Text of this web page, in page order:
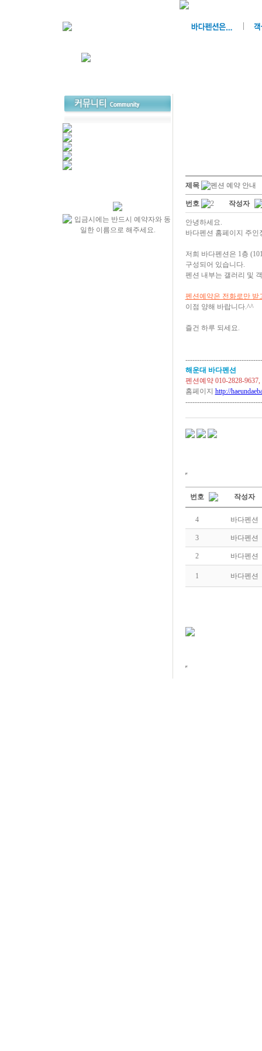
제목 펜션 예약 안내
번호 2 작성자
안녕하세요.
바다펜션 홈페이지 주인
저희 바다펜션은 1층
구성되어 있습니다.
펜션 내부는 갤러리 및
펜션예약은 전화로만 받
이점 양해 바랍니다.^^
즐건 하루 되세요.
해운대 바다펜션
펜션예약 010-2828-9637,
홈페이지 http://
번호 작성자
4 바다펜션
3 바다펜션
2 바다펜션
1 바다펜션